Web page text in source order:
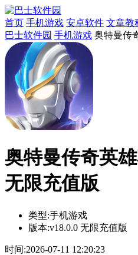
首页 手机游戏 安卓软件 文章教
巴士软件园 手机游戏 奥特曼传
奥特曼传奇英
无限充值版
类型:手机游戏
版本:v18.0.0 无限充值版
时间:2026-07-11 12:20:23